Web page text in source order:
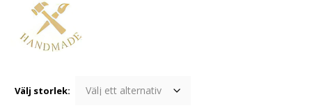
Välj storlek: